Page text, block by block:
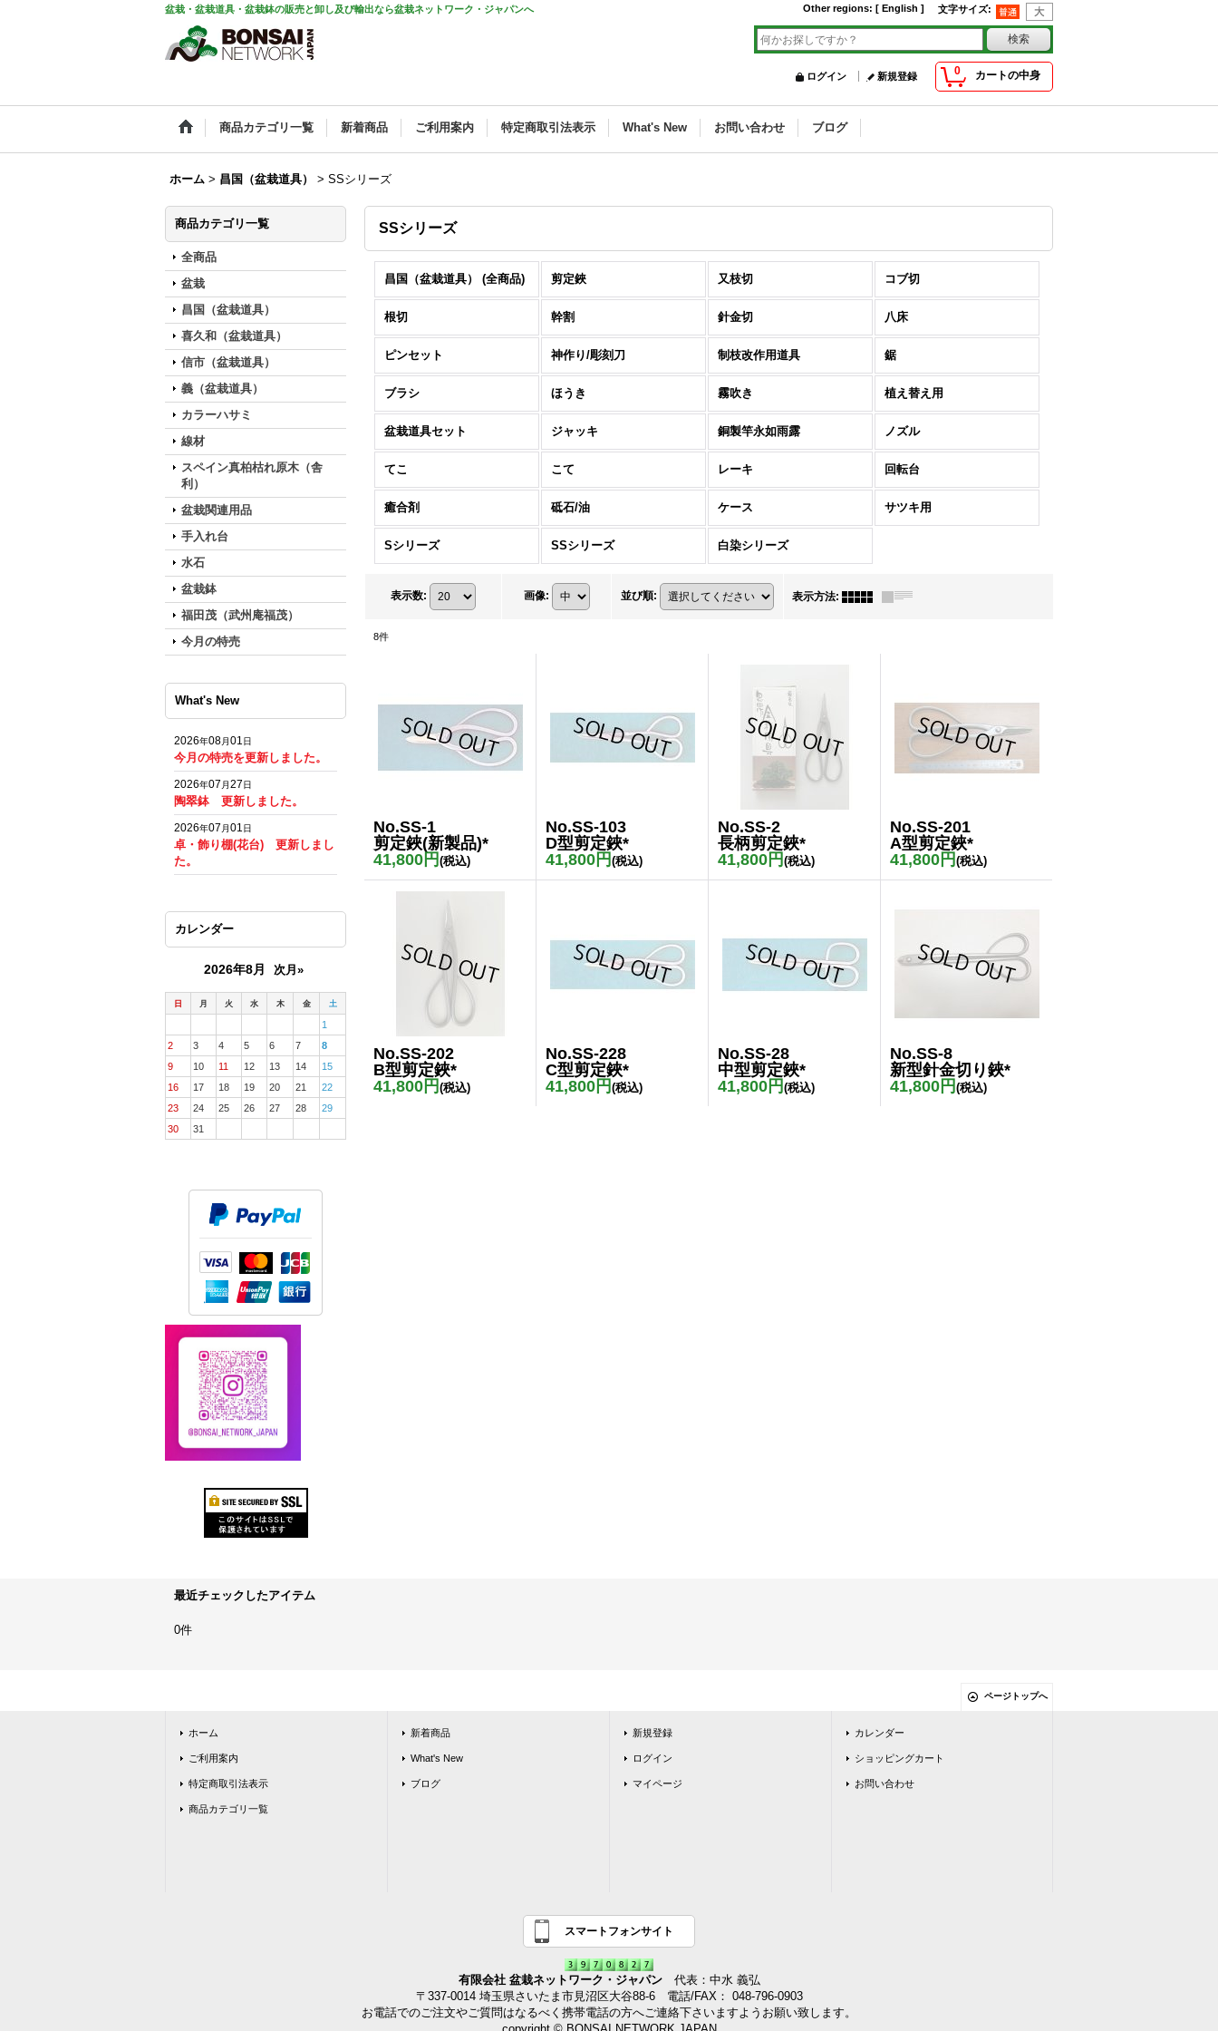
盆栽・盆栽道具・盆栽鉢の販売と卸し及び輸出なら盆栽ネットワーク・ジャパンへ 文字サイズ:
Other regions: [ English ]
0 カートの中身
ログイン 新規登録
商品カテゴリ一覧 新着商品 ご利用案内 特定商取引法表示 What's New お問い合わせ ブログ
ホーム > 昌国（盆栽道具） > SSシリーズ
商品カテゴリ一覧
全商品
盆栽
昌国（盆栽道具）
喜久和（盆栽道具）
信市（盆栽道具）
義（盆栽道具）
カラーハサミ
線材
スペイン真柏枯れ原木（舎
利）
盆栽関連用品
手入れ台
水石
盆栽鉢
福田茂（武州庵福茂）
今月の特売
What's New
2026年08月01日
今月の特売を更新しました。
2026年07 月27日
陶翠鉢 更新しました。
2026年07 月01日
卓・飾り棚(花台) 更新しまし
た。
カレンダー
2026年8月 次月»
日 月 火 水 木 金 土
1
2
3 4 5 6 7
8
9
10 11 12 13 14
15
16
17 18 19 20 21
22
23
24 25 26 27 28
29
30
31
SSシリーズ
昌国（盆栽道具） (全商品) 剪定鋏 又枝切 コブ切
根切 幹割 針金切 八床
ピンセット 神作り/彫刻刀 制枝改作用道具 鋸
ブラシ ほうき 霧吹き 植え替え用
盆栽道具セット ジャッキ 銅製竿永如雨露 ノズル
てこ こて レーキ 回転台
癒合剤 砥石/油 ケース サツキ用
Sシリーズ SSシリーズ 白染シリーズ
表示数: 画像: 並び順: 表示方法:
8件
No.SS-1
剪定鋏(新製品)*
41,800円 (税込)
No.SS-103
D型剪定鋏*
41,800円 (税込)
No.SS-2
長柄剪定鋏*
41,800円 (税込)
No.SS-201
A型剪定鋏*
41,800円 (税込)
No.SS-202
B型剪定鋏*
41,800円 (税込)
No.SS-228
C型剪定鋏*
41,800円 (税込)
No.SS-28
中型剪定鋏*
41,800円 (税込)
No.SS-8
新型針金切り鋏*
41,800円 (税込)
最近チェックしたアイテム
0件
ページトップへ
ホーム
ご利用案内
特定商取引法表示
商品カテゴリ一覧
新着商品
What's New
ブログ
新規登録
ログイン
マイページ
カレンダー
ショッピングカート
お問い合わせ
スマートフォンサイト
有限会社 盆栽ネットワーク・ジャパン代表：中水 義弘
〒337-0014 埼玉県さいたま市見沼区大谷88-6 電話/FAX： 048-796-0903
お電話でのご注文やご質問はなるべく携帯電話の方へご連絡下さいますようお願い致します。